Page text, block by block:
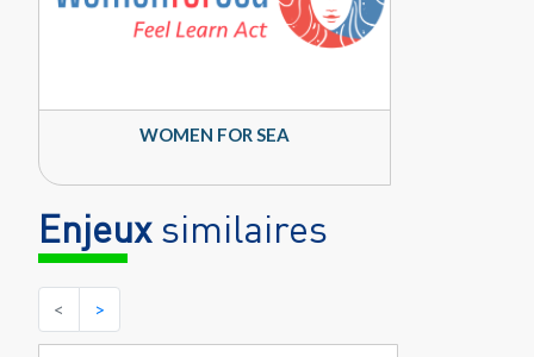
WOMEN FOR SEA
Enjeuxsimilaires
< >